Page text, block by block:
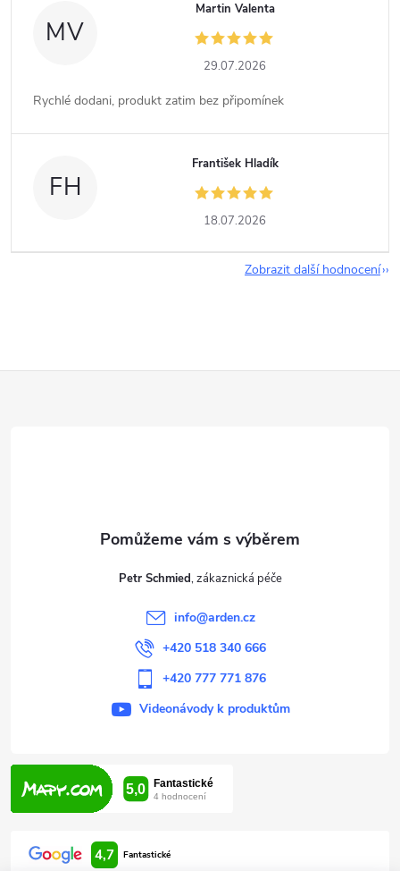
MV
Martin Valenta
29.07.2026
Rychlé dodani, produkt zatim bez připomínek
FH
František Hladík
18.07.2026
Zobrazit další hodnocení
Petr Schmied
info@arden.cz
+420 518 340 666
+420 777 771 876
Videonávody k produktům
4,7 Fantastické